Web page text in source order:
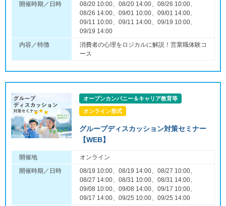
開催時期／日時
08/20 10:00、08/20 14:00、08/26 10:00、
08/26 14:00、09/01 10:00、09/01 14:00、
09/11 10:00、09/11 14:00、09/19 10:00、
09/19 14:00
内容／特徴
消費者の心理をロジカルに解説！営業職体験コ
ース
オープンカンパニー＆キャリア教育等
オンライン形式
グループディスカッション対策セミナー
【WEB】
開催地
オンライン
開催時期／日時
08/19 10:00、08/19 14:00、08/27 10:00、
08/27 14:00、08/31 10:00、08/31 14:00、
09/08 10:00、09/08 14:00、09/17 10:00、
09/17 14:00、09/25 10:00、09/25 14:00